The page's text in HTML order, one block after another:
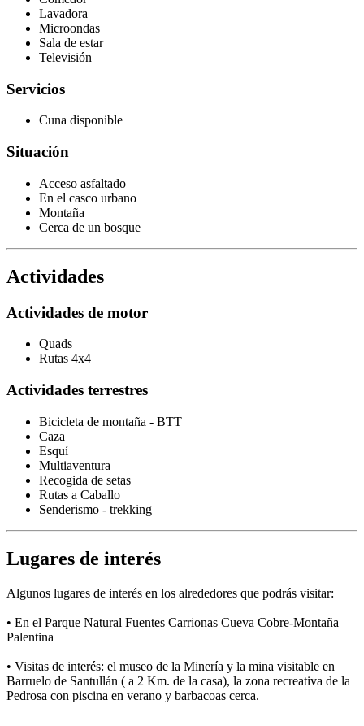
Lavadora
Microondas
Sala de estar
Televisión
Servicios
Cuna disponible
Situación
Acceso asfaltado
En el casco urbano
Montaña
Cerca de un bosque
Actividades
Actividades de motor
Quads
Rutas 4x4
Actividades terrestres
Bicicleta de montaña - BTT
Caza
Esquí
Multiaventura
Recogida de setas
Rutas a Caballo
Senderismo - trekking
Lugares de interés
Algunos lugares de interés en los alrededores que podrás visitar:
• En el Parque Natural Fuentes Carrionas Cueva Cobre-Montaña
Palentina
• Visitas de interés: el museo de la Minería y la mina visitable en
Barruelo de Santullán ( a 2 Km. de la casa), la zona recreativa de la
Pedrosa con piscina en verano y barbacoas cerca.